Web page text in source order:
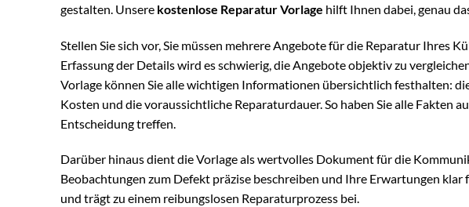
gestalten. Unsere kostenlose Reparatur Vorlage hilft Ihnen dabei, genau
Stellen Sie sich vor, Sie müssen mehrere Angebote für die Reparatur Ihres
Erfassung der Details wird es schwierig, die Angebote objektiv zu
Vorlage können Sie alle wichtigen Informationen übersichtlich festhalten:
Kosten und die voraussichtliche Reparaturdauer. So haben Sie alle Fakten
Entscheidung treffen.
Darüber hinaus dient die Vorlage als wertvolles Dokument für die
Beobachtungen zum Defekt präzise beschreiben und Ihre Erwartungen
und trägt zu einem reibungslosen Reparaturprozess bei.